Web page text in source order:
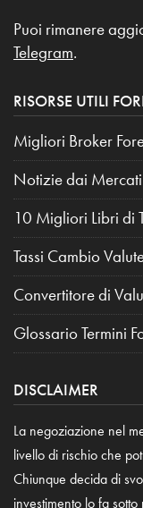
Puoi rimanere
Telegram.
RISORSE UTILI
Migliori Broker
Notizie dai Mercati
10 Migliori Libri di
Tassi Cambio
Convertitore di
Glossario Termini
DISCLAIMER
La negoziazione nel
livello di rischio che
Chiunque decida di
investimento lo fa